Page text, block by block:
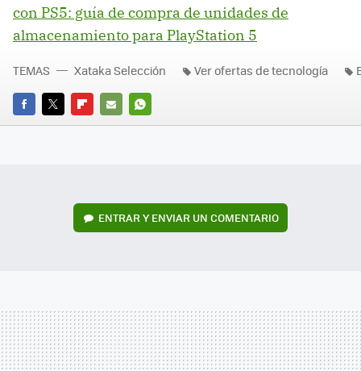
con PS5: guía de compra de unidades de
almacenamiento para PlayStation 5
FACEBOOK
TWITTERFLIPBOARD
E-
WHATSAPP
TEMAS Xataka Selección Ver ofertas de tecnología
ENTRAR Y ENVIAR UN COMENTARIO